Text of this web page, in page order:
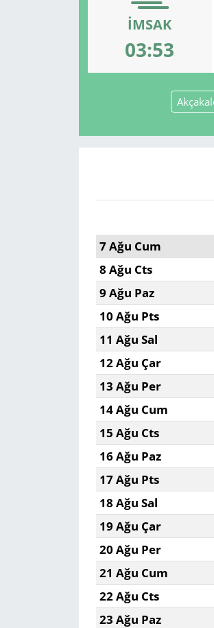
İMSAK
03:53
7 Ağu Cum
8 Ağu Cts
9 Ağu Paz
10 Ağu Pts
11 Ağu Sal
12 Ağu Çar
13 Ağu Per
14 Ağu Cum
15 Ağu Cts
16 Ağu Paz
17 Ağu Pts
18 Ağu Sal
19 Ağu Çar
20 Ağu Per
21 Ağu Cum
22 Ağu Cts
23 Ağu Paz
HABERDE İNSAN
RESMİ İLANLAR